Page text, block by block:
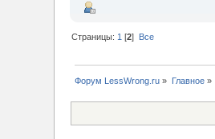
Страницы: 1 [2] Все
Форум LessWrong.ru » Главное»